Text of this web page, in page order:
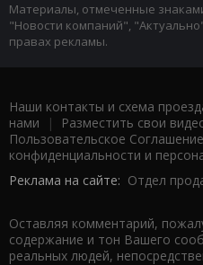
Материалы, отмеченные
"Новости компаний",
правах рекламы.
Наши контакты и схема
нами | Разместить свои
Пользовательское Соглашение
конфиденциальности и
Реклама на сайте: Отдел
Оставляя комментарий,
содержание и тон Вашего
реальных людей,